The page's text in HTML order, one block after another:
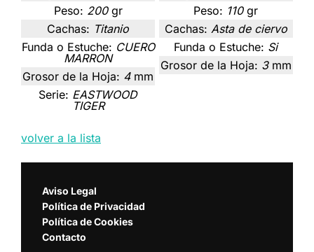
Peso: 200 gr
Cachas: Titanio
Funda o Estuche: CUERO
MARRON
Grosor de la Hoja: 4 mm
Serie: EASTWOOD
TIGER
Peso: 110 gr
Cachas: Asta de ciervo
Funda o Estuche: Si
Grosor de la Hoja: 3 mm
volver a la lista
Aviso Legal
Política de Privacidad
Política de Cookies
Contacto